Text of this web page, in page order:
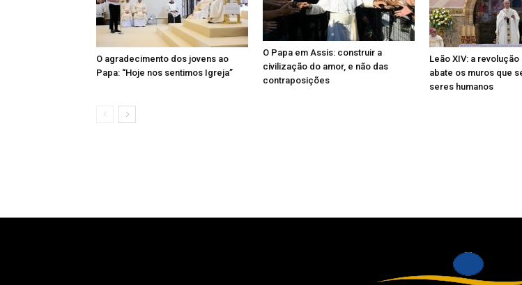
O agradecimento dos jovens ao
Papa: “Hoje nos sentimos Igreja”
O Papa em Assis: construir a
civilização do amor, e não das
contraposições
Leão XIV: a revolução
abate os muros que
seres humanos